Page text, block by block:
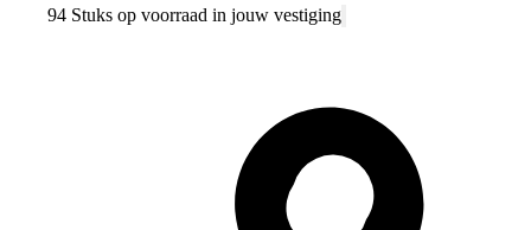
94 Stuks op voorraad in jouw vestiging